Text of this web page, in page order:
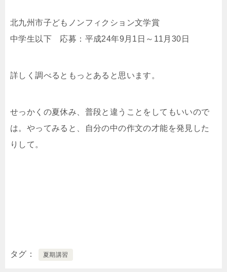
北九州市子どもノンフィクション文学賞
中学生以下 応募：平成24年9月1日～11月30日
詳しく調べるともっとあると思います。
せっかくの夏休み、普段と違うことをしてもいいので
は。やってみると、自分の中の作文の才能を発見した
りして。
タグ 夏期講習